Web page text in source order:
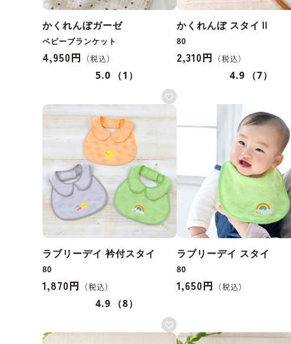
かくれんぼガーゼ
ベビーブランケット
4,950円
5.0 （1）
かくれんぼ スタイⅡ
80
2,310円
4.9 （7）
ラブリーデイ 衿付スタイ
80
1,870円
4.9 （8）
ラブリーデイ スタイ
80
1,650円